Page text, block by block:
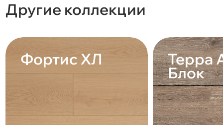
Другие коллекции
Фортис ХЛ Терра
Блок